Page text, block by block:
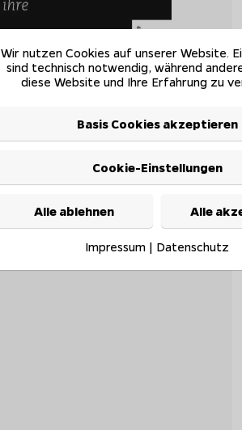
Wir nutzen Cookies auf unserer Website.
sind technisch notwendig, während
diese Website und Ihre Erfahrung zu
Basis Cookies akzeptieren
Cookie-Einstellungen
Alle ablehnen Alle
Impressum | Datenschutz